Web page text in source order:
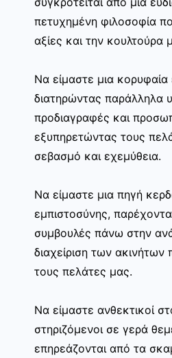
πετυχημένη φιλοσοφία
αξίες και την κουλτούρα
Να είμαστε μια κορυφαία
διατηρώντας παράλληλα
προδιαγραφές και
εξυπηρετώντας τους
σεβασμό και εχεμύθεια.
Να είμαστε μια πηγή
εμπιστοσύνης,
συμβουλές πάνω στην
διαχείριση των
τους πελάτες μας.
Να είμαστε ανθεκτικοί
στηριζόμενοι σε γερά
επηρεάζονται από τα